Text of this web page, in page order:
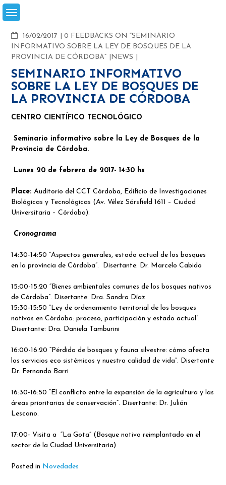
Skip
to
16/02/2017
COMMENTS
0 FEEDBACKS ON “SEMINARIO
INFORMATIVO SOBRE LA LEY DE BOSQUES DE LA
PROVINCIA DE CÓRDOBA”
NEWS
SEMINARIO INFORMATIVO
SOBRE LA LEY DE BOSQUES DE
LA PROVINCIA DE CÓRDOBA
CENTRO CIENTÍFICO TECNOLÓGICO
Seminario informativo sobre la Ley de Bosques de la
Provincia de Córdoba.
Lunes 20 de febrero de 2017- 14:30 hs
Place:Auditorio del CCT Córdoba, Edificio de Investigaciones
Biológicas y Tecnológicas (Av. Vélez Sársfield 1611 – Ciudad
Universitaria – Córdoba).
Cronograma
14:30-14:50 “Aspectos generales, estado actual de los bosques
en la provincia de Córdoba”. Disertante: Dr. Marcelo Cabido
15:00-15:20 “Bienes ambientales comunes de los bosques nativos
de Córdoba”. Disertante: Dra. Sandra Díaz
15:30-15:50 “Ley de ordenamiento territorial de los bosques
nativos en Córdoba: proceso, participación y estado actual”.
Disertante: Dra. Daniela Tamburini
16:00-16:20 “Pérdida de bosques y fauna silvestre: cómo afecta
los servicios eco sistémicos y nuestra calidad de vida”. Disertante
Dr. Fernando Barri
16:30-16:50 “El conflicto entre la expansión de la agricultura y las
áreas prioritarias de conservación”. Disertante: Dr. Julián
Lescano.
17:00- Visita a “La Gota” (Bosque nativo reimplantado en el
sector de la Ciudad Universitaria)
Posted in Novedades